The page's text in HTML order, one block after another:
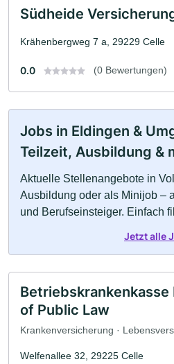
Südheide
Krähenbergweg 7 a, 29229 Celle
0.0 (0 Bewertungen)
Jobs in Eldingen &
Teilzeit, Ausbildung &
Aktuelle Stellenangebote in
Ausbildung oder als Minijob –
und Berufseinsteiger. Einfach
Jetzt alle
Betriebskrankenkasse
of Public Law
Krankenversicherung ·
Welfenallee 32, 29225 Celle